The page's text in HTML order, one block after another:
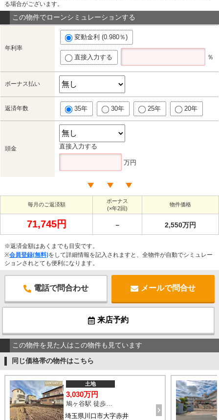
る場合がございます。
この物件でローンシミュレーションする
年利率
変動金利 (0.980％)
直接入力する ％
ボーナス払い
返済年数 35年 30年 25年 20年
頭金 直接入力する
万円
毎月のご返済額
ボーナス
(×年2回)
物件価格
71,745円 － 2,550万円
※返済金額はあくまでも目安です。
※会員登録(無料)をして詳細情報を記入されますと、全物件が自動でシミュレー
ションされとても便利になります。
電話で問合わせ メールで問合せ
来店予約
この物件を見た人はこの物件も見ています
同じ価格帯の物件はこちら
埼玉県川口市大字赤井
土地
3,030万円